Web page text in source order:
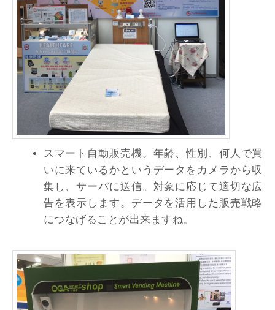
スマート自動販売機。年齢、性別、何人で買
いに来ているかというデータをカメラから収
集し、サーバに送信。対象に応じて適切な広
告を表示します。データを活用した販売戦略
につなげることが出来ますね。